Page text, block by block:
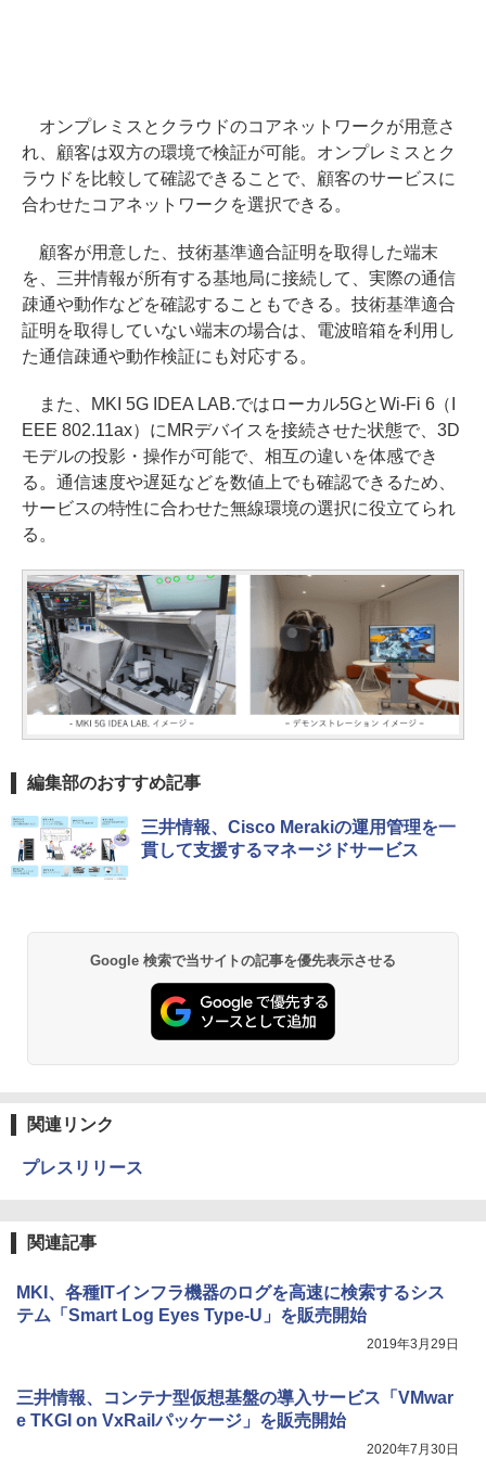
オンプレミスとクラウドのコアネットワークが用意さ
れ、顧客は双方の環境で検証が可能。オンプレミスとク
ラウドを比較して確認できることで、顧客のサービスに
合わせたコアネットワークを選択できる。
顧客が用意した、技術基準適合証明を取得した端末
を、三井情報が所有する基地局に接続して、実際の通信
疎通や動作などを確認することもできる。技術基準適合
証明を取得していない端末の場合は、電波暗箱を利用し
た通信疎通や動作検証にも対応する。
また、MKI 5G IDEA LAB.ではローカル5GとWi-Fi 6（I
EEE 802.11ax）にMRデバイスを接続させた状態で、3D
モデルの投影・操作が可能で、相互の違いを体感でき
る。通信速度や遅延などを数値上でも確認できるため、
サービスの特性に合わせた無線環境の選択に役立てられ
る。
編集部のおすすめ記事
三井情報、Cisco Merakiの運用管理を一
貫して支援するマネージドサービス
Google 検索で当サイトの記事を優先表示させる
関連リンク
プレスリリース
関連記事
MKI、各種ITインフラ機器のログを高速に検索するシス
テム「Smart Log Eyes Type-U」を販売開始
2019年3月29日
三井情報、コンテナ型仮想基盤の導入サービス「VMwar
e TKGI on VxRailパッケージ」を販売開始
2020年7月30日